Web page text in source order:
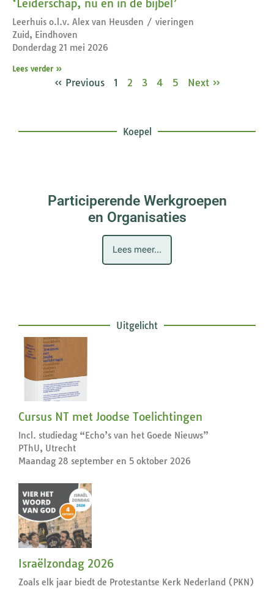
‘Leiderschap, nu en in de bijbel’
Leerhuis o.l.v. Alex van Heusden / vieringen
Zuid, Eindhoven
Donderdag 21 mei 2026
Lees verder »
« Previous 1 2 3 4 5 Next »
Koepel
Participerende Werkgroepen
en Organisaties
Lees meer...
Uitgelicht
Cursus NT met Joodse Toelichtingen
Incl. studiedag “Echo’s van het Goede Nieuws”
PThU, Utrecht
Maandag 28 september en 5 oktober 2026
Israëlzondag 2026
Zoals elk jaar biedt de Protestantse Kerk Nederland (PKN)